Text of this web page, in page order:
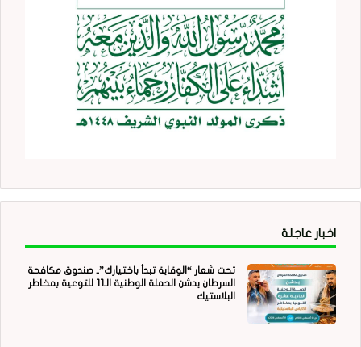
اخبار عاجلة
تحت شعار “الوقاية تبدأ باختيارك”.. صندوق مكافحة
السرطان يدشن الحملة الوطنية الـ11 للتوعية بمخاطر
البلاستيك